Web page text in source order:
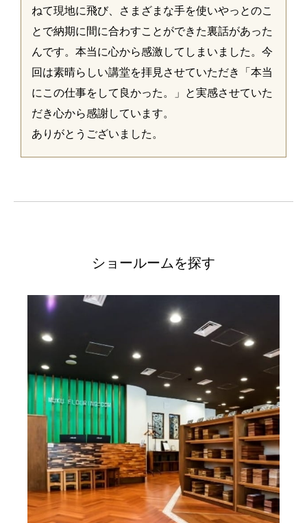
ねて現地に飛び、さまざまな手を使いやっとのこ
とで納期に間に合わすことができた裏話があった
んです。本当に心から感激してしまいました。今
回は素晴らしい講堂を拝見させていただき「本当
にこの仕事をして良かった。」と実感させていた
だき心から感謝しています。
ありがとうございました。
ショールームを探す